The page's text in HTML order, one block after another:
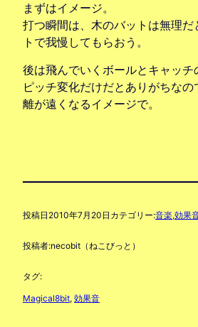
まずはイメージ。
打つ瞬間は、木のバットは無理だ
トで我慢してもらおう。
後は飛んでいくボールとキャッチ
ピッチ変化だけだとありがちな
離が遠くなるイメージで。
投稿日 2010年7月20日 カテゴリー:音楽,効果
投稿者:necobit（ねこびっと）
タグ:
Magical8bit, 効果音